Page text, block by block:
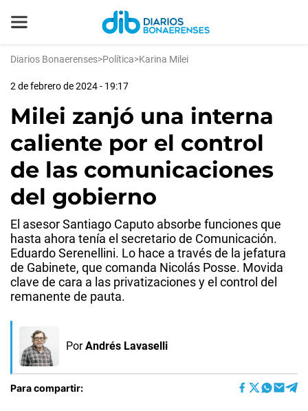
Diarios Bonaerenses>Política>Karina Milei
2 de febrero de 2024 - 19:17
Milei zanjó una interna
caliente por el control
de las comunicaciones
del gobierno
El asesor Santiago Caputo absorbe funciones que
hasta ahora tenía el secretario de Comunicación.
Eduardo Serenellini. Lo hace a través de la jefatura
de Gabinete, que comanda Nicolás Posse. Movida
clave de cara a las privatizaciones y el control del
remanente de pauta.
Por Andrés Lavaselli
Para compartir: